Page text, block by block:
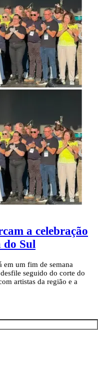
a celebração
do Sul
em um fim de semana
seguido do corte do
artistas da região e a